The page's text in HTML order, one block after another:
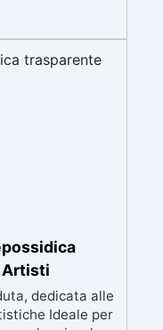
eliminare bolle
per il contatto
pelle.
Artisti
dedicata alle
Ideale per